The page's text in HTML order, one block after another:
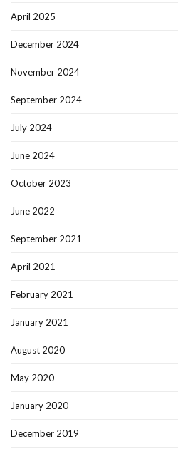
April 2025
December 2024
November 2024
September 2024
July 2024
June 2024
October 2023
June 2022
September 2021
April 2021
February 2021
January 2021
August 2020
May 2020
January 2020
December 2019